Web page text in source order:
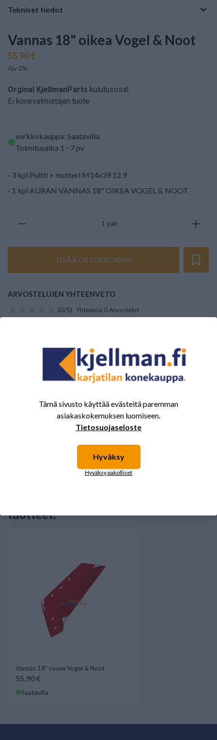
Tekniset tiedot
Vannas 18" oikea Vogel & Noot
55,90 €
Alv 0%
Orginal KjellmanParts kulutusosat
Ei konevalmistajan tuote
verkkokauppa: Saatavilla.
Toimitusaika 1 - 7 pv
⁃ 3 kpl Pultti + mutteri M14x39 12.9
⁃ 1 kpl AURAN VANNAS 18" OIKEA VOGEL & NOOT
pak
LISÄÄ OSTOSKORIIN
ARVOSTELUJEN YHTEENVETO
(0/5) Yhteensä 0 Arvostelut
Tälle tuotteelle ei ole vielä arvioita.
tuotteet.
Vannas 18" vasen Vogel & Noot
55,90 €
Saatavilla
Tämä sivusto käyttää evästeitä paremman
asiakaskokemuksen luomiseen.
Tietosuojaseloste
Hyväksy
Hyväksy pakolliset